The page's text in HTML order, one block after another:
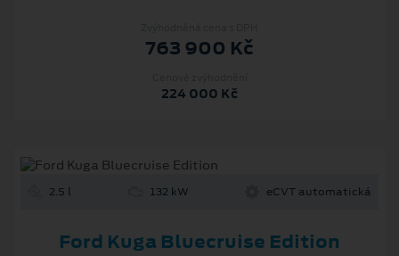
763 900 Kč
224 000 Kč
2.5 l 132 kW eCVT automatická
Ford Kuga Bluecruise Edition